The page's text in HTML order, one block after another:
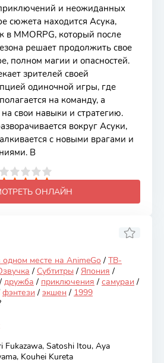
и неожиданных
сюжета находится Асука,
в MMORPG, который после
решает продолжить свое
полном магии и опасностей.
зрителей своей
одиночной игры, где
на команду, а
на свои навыки и стратегию.
вокруг Асуки,
с новыми врагами и
В
ОНЛАЙН
месте на AnimeGo / ТВ-
/ Субтитры / Япония /
/ дружба / приключения / самураи /
фэнтези / экшен / 1999
Fukazawa, Satoshi Itou, Aya
Kouhei Kureta